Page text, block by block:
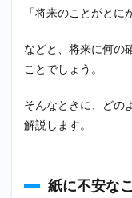
に勉
強し
なら
大学
院や
学校
に進
学す
就活
「将来のことがとに
などと、将来に何の
ことでしょう。
そんなときに、どの
解説します。
紙に不安な